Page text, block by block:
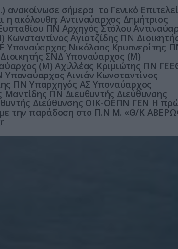
σήμερα το Γενικό
ακόλουθη: Αντιναύαρχος Δημήτριος
ΠΝ Αρχηγός Στόλου
Αγιατζίδης ΠΝ
Νικόλαος Κρυονερίτης
ΣΝΔ Υποναύαρχος (Μ)
(Μ) Αχιλλέας Κριμιώτης ΠΝ
Αινιάν Κωνσταντίνος
ΠΝ Υπαρχηγός ΑΣ Υποναύαρχος
ΠΝ Διευθυντής Διεύθυνσης
Διεύθυνσης ΟΙΚ-ΟΕΠΝ ΓΕΝ Η
με την παράδοση στο Π.Ν.Μ. «Θ/Κ